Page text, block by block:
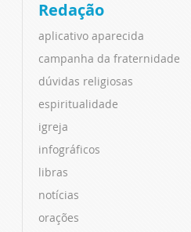
Redação
aplicativo aparecida
campanha da fraternidade
dúvidas religiosas
espiritualidade
igreja
infográficos
libras
notícias
orações